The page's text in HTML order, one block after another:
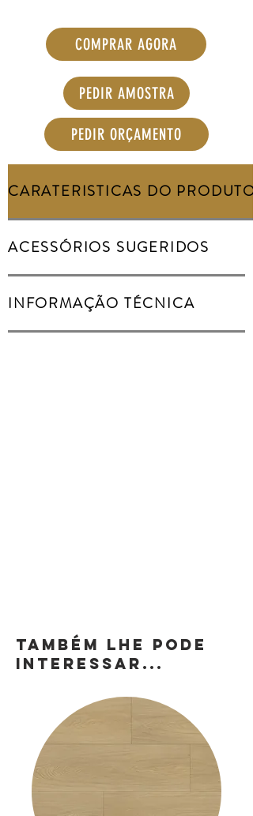
COMPRAR AGORA
PEDIR AMOSTRA
PEDIR ORÇAMENTO
CARATERISTICAS DO PRODUTO
ACESSÓRIOS SUGERIDOS
INFORMAÇÃO TÉCNICA
TAMBÉM LHE PODE
INTERESSAR...